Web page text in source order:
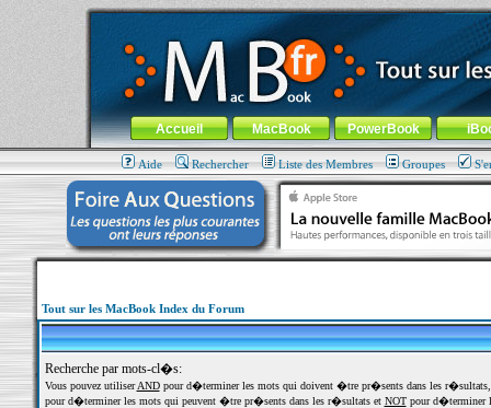
MacBook-fr.com : 100% Apple... 100% nomade !
Aller au contenu-Aller au menu général-Aller au menu de
Menu général
Accueil MacBook PowerBook
Aide Rechercher Liste des Membres Groupes
Tout sur les MacBook Index du Forum
Recherche par mots-cl�s:
Vous pouvez utiliserANDpour d�terminer les mots qui doivent �tre pr�sents dans les
pour d�terminer les mots qui peuvent �tre pr�sents dans les r�sultats et NOTpour d�terminer